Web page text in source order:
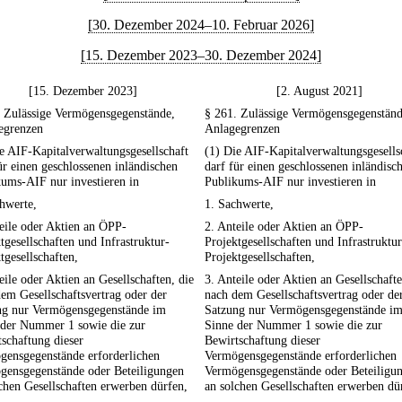
[30. Dezember 2024–10. Februar 2026]
[15. Dezember 2023–30. Dezember 2024]
[15. Dezember 2023]
[2. August 2021]
Vermögensgegenstände,
§ 261. Zulässige
Anlagegrenzen
AIF-Kapitalverwaltungsgesellschaft
einen geschlossenen inländischen
AIF nur investieren in
(1) Die AIF-
darf für einen geschlossenen
Publikums-AIF nur investieren in
1. Sachwerte,
oder Aktien an ÖPP-
und Infrastruktur-
2. Anteile oder Aktien an ÖPP-
Projektgesellschaften und
Projektgesellschaften,
oder Aktien an Gesellschaften, die
Gesellschaftsvertrag oder der
nur Vermögensgegenstände im
Nummer 1 sowie die zur
dieser
erforderlichen
oder Beteiligungen
Gesellschaften erwerben dürfen,
3. Anteile oder Aktien an
nach dem Gesellschaftsvertrag oder
Satzung nur Vermögensgegenstände im
Sinne der Nummer 1 sowie die zur
Bewirtschaftung dieser
Vermögensgegenstände erforderlichen
Vermögensgegenstände oder
an solchen Gesellschaften erwerben